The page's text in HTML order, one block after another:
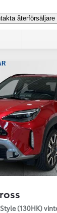
återförsäljare
(130HK)